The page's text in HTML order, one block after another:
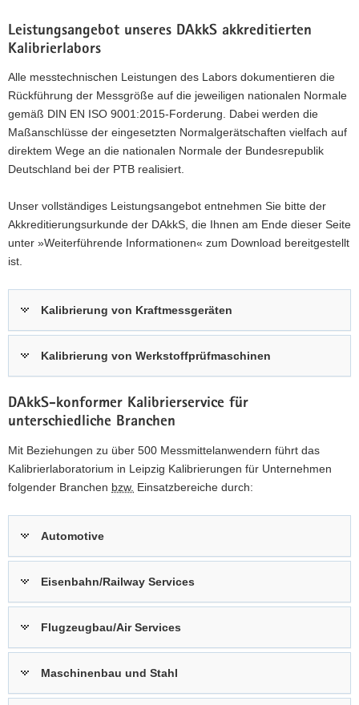
Leistungsangebot unseres DAkkS akkreditierten
Kalibrierlabors
Alle messtechnischen Leistungen des Labors dokumentieren die
Rückführung der Messgröße auf die jeweiligen nationalen Normale
gemäß DIN EN ISO 9001:2015-Forderung. Dabei werden die
Maßanschlüsse der eingesetzten Normalgerätschaften vielfach auf
direktem Wege an die nationalen Normale der Bundesrepublik
Deutschland bei der PTB realisiert.
Unser vollständiges Leistungsangebot entnehmen Sie bitte der
Akkreditierungsurkunde der DAkkS, die Ihnen am Ende dieser Seite
unter »Weiterführende Informationen« zum Download bereitgestellt
ist.
Kalibrierung von Kraftmessgeräten
Kalibrierung von Werkstoffprüfmaschinen
DAkkS-konformer Kalibrierservice für
unterschiedliche Branchen
Mit Beziehungen zu über 500 Messmittelanwendern führt das
Kalibrierlaboratorium in Leipzig Kalibrierungen für Unternehmen
folgender Branchen bzw. Einsatzbereiche durch:
Automotive
Eisenbahn/Railway Services
Flugzeugbau/Air Services
Maschinenbau und Stahl